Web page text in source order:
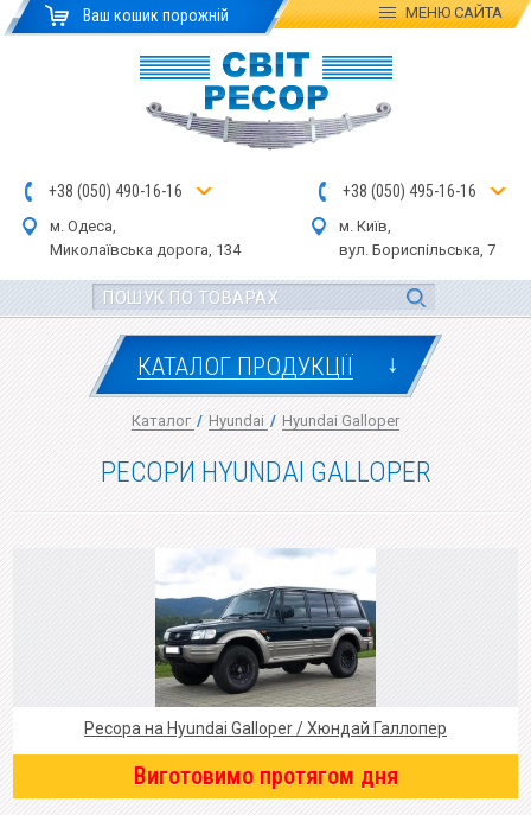
Ваш кошик порожній МЕНЮСАЙТА
+38 (050) 490-16-16
м. Одеса,
Миколаївська дорога, 134
+38 (050) 495-16-16
м. Київ,
вул. Бориспільська, 7
КАТАЛОГ ПРОДУКЦІЇ ↓
Каталог / Hyundai / Hyundai Galloper
РЕСОРИ HYUNDAI GALLOPER
Ресора на Hyundai Galloper / Хюндай Галлопер
Виготовимо протягом дня